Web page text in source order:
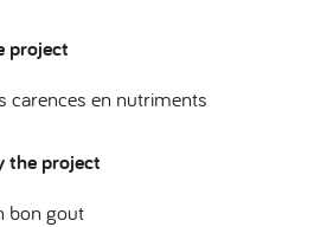
project
carences en nutriments
the project
bon gout